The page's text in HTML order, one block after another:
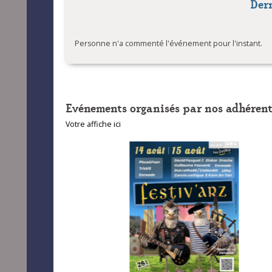
Personne n'a commenté l'événement pour l'instant.
Evénements organisés par nos
Votre affiche ici